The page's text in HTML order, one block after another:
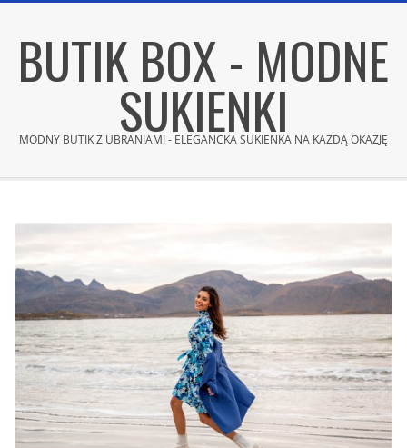
contentBUTIK BOX - MODNE
SUKIENKI
MODNY BUTIK Z UBRANIAMI - ELEGANCKA SUKIENKA NA KAŻDĄ OKAZJĘ